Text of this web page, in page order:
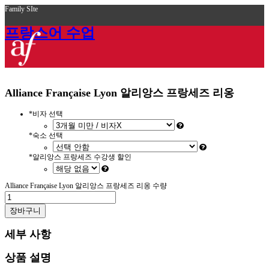
Family SIte
프랑스어 수업
Alliance Française Lyon 알리앙스 프랑세즈 리옹
*비자 선택
*숙소 선택
*알리앙스 프랑세즈 수강생 할인
Alliance Française Lyon 알리앙스 프랑세즈 리옹 수량
장바구니
세부 사항
상품 설명